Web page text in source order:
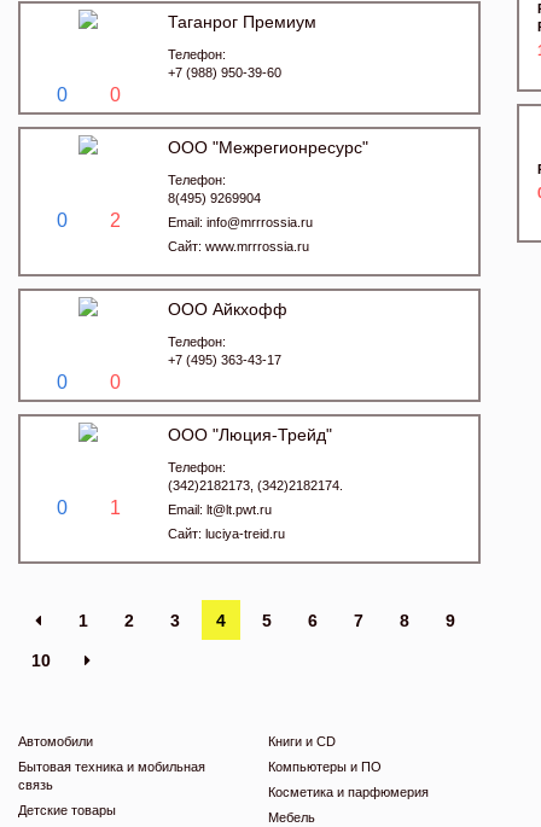
0 0
Таганрог Премиум
Телефон:
+7 (988) 950-39-60
0 2
ООО "Межрегионресурс"
Телефон:
8(495) 9269904
Email: info@mrrrossia.ru
Сайт: www.mrrrossia.ru
0 0
ООО Айкхофф
Телефон:
+7 (495) 363-43-17
0 1
ООО "Люция-Трейд"
Телефон:
(342)2182173, (342)2182174.
Email: lt@lt.pwt.ru
Сайт: luciya-treid.ru
1 2 3 4 5 6 7 8 9
10
Автомобили
Бытовая техника и мобильная
связь
Детские товары
Книги и CD
Компьютеры и ПО
Косметика и парфюмерия
Мебель